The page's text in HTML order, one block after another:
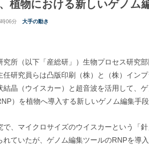
植物における新しいゲノム
時06分 大手の動き
所（以下「産総研」）生物プロセス研究
任研究員らは凸版印刷（株）と（株）イン
結晶（ウイスカー）と超音波を活用して、
）を植物へ導入する新しいゲノム編集手
、マイクロサイズのウイスカーという「
れていたが、ゲノム編集ツールのRNPを導